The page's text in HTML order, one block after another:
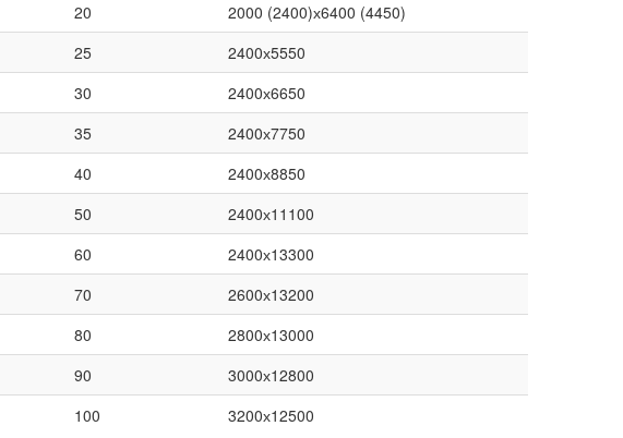
20
2000 (2400)х6400 (4450)
25
2400х5550
30
2400х6650
35
2400х7750
40
2400х8850
50
2400х11100
60
2400х13300
70
2600х13200
80
2800х13000
90
3000х12800
100 3200х12500